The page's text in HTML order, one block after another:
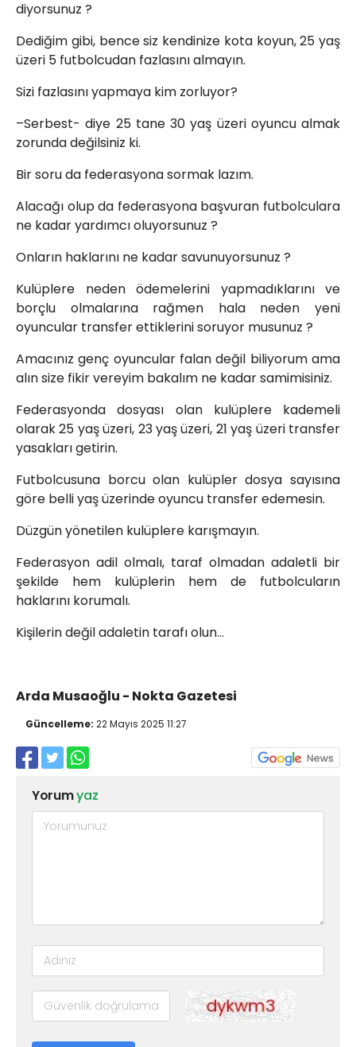
diyorsunuz ?
Dediğim gibi, bence siz kendinize kota koyun, 25 yaş
üzeri 5 futbolcudan fazlasını almayın.
Sizi fazlasını yapmaya kim zorluyor?
–Serbest- diye 25 tane 30 yaş üzeri oyuncu almak
zorunda değilsiniz ki.
Bir soru da federasyona sormak lazım.
Alacağı olup da federasyona başvuran futbolculara
ne kadar yardımcı oluyorsunuz ?
Onların haklarını ne kadar savunuyorsunuz ?
Kulüplere neden ödemelerini yapmadıklarını ve
borçlu olmalarına rağmen hala neden yeni
oyuncular transfer ettiklerini soruyor musunuz ?
Amacınız genç oyuncular falan değil biliyorum ama
alın size fikir vereyim bakalım ne kadar samimisiniz.
Federasyonda dosyası olan kulüplere kademeli
olarak 25 yaş üzeri, 23 yaş üzeri, 21 yaş üzeri transfer
yasakları getirin.
Futbolcusuna borcu olan kulüpler dosya sayısına
göre belli yaş üzerinde oyuncu transfer edemesin.
Düzgün yönetilen kulüplere karışmayın.
Federasyon adil olmalı, taraf olmadan adaletli bir
şekilde hem kulüplerin hem de futbolcuların
haklarını korumalı.
Kişilerin değil adaletin tarafı olun…
Arda Musaoğlu - Nokta Gazetesi
Güncelleme: 22 Mayıs 2025 11:27
Yorumyaz